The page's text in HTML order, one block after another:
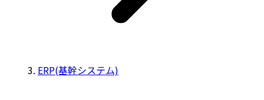
ERP(基幹システム)